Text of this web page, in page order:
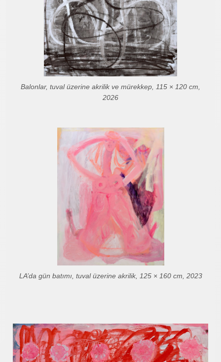
Balonlar, tuval üzerine akrilik ve mürekkep, 115 × 120 cm,
2026
LA’da gün batımı, tuval üzerine akrilik, 125 × 160 cm, 2023